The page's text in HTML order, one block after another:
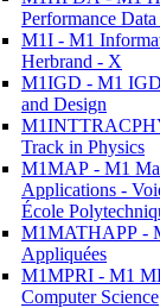
Performance
M1I - M1
Herbrand - X
M1IGD - M1
and Design
Track in Physics
M1MAP - M1
Applications -
École
M1MATHAPP -
Appliquées
M1MPRI - M1
Computer Science